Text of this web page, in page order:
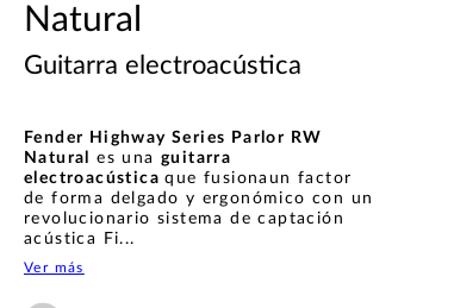
Natural
Guitarra electroacústica
Fender Highway Series Parlor RW
Natural
es unaguitarra
electroacústicaque fusionaun factor
de forma delgado y ergonómico con un
revolucionario sistema de captación
acústica Fi...
Ver más